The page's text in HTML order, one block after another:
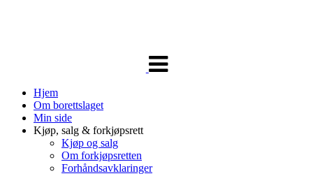
navigasjon
Hjem
Om borettslaget
Min side
Kjøp, salg & forkjøpsrett
Kjøp og salg
Om forkjøpsretten
Forhåndsavklaringer